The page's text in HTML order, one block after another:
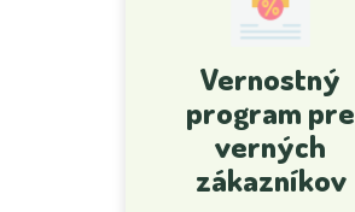
Vernostný
program pre
verných
zákazníkov